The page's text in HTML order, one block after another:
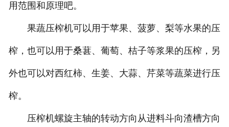
视频中心
压榨机导购图
公司业绩
用范围和原理吧。
果蔬压榨机可以用于苹果、菠萝、梨等水果的压
榨，也可以用于桑葚、葡萄、桔子等浆果的压榨，另
外也可以对西红柿、生姜、大蒜、芹菜等蔬菜进行压
榨。
压榨机螺旋主轴的转动方向从进料斗向渣槽方向